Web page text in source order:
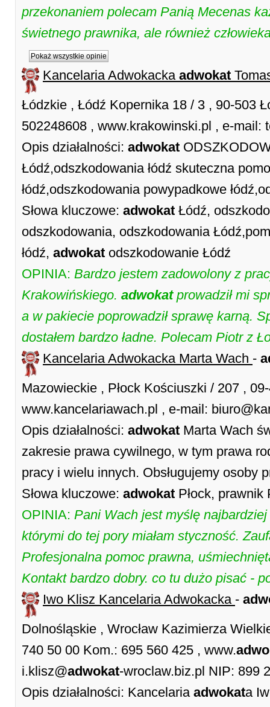
przekonaniem polecam Panią Mecenas
świetnego prawnika, ale również
Pokaż wszystkie opinie
Kancelaria Adwokacka adwokat
Łódzkie , Łódź Kopernika 18 / 3 , 90-503
502248608 , www.krakowinski.pl , e-mail:
Opis działalności: adwokat
Łódź,odszkodowania łódź skuteczna
łódź,odszkodowania powypadkowe
Słowa kluczowe: adwokat Łódź,
odszkodowania, odszkodowania
łódź, adwokat odszkodowanie Łódź
OPINIA: Bardzo jestem zadowolony z
Krakowińskiego. adwokatprowadził mi
a w pakiecie poprowadził sprawę karną.
dostałem bardzo ładne. Polecam Piotr z
Kancelaria Adwokacka Marta Wach -
Mazowieckie , Płock Kościuszki / 207 ,
www.kancelariawach.pl , e-mail:
Opis działalności: adwokat Marta Wach
zakresie prawa cywilnego, w tym prawa
pracy i wielu innych. Obsługujemy osoby
Słowa kluczowe: adwokat Płock, prawnik
OPINIA: Pani Wach jest myślę
którymi do tej pory miałam styczność.
Profesjonalna pomoc prawna,
Kontakt bardzo dobry. co tu dużo pisać -
Iwo Klisz Kancelaria Adwokacka -
Dolnośląskie , Wrocław Kazimierza
740 50 00 Kom.: 695 560 425 , www.
i.klisz@adwokat-wroclaw.biz.pl NIP: 899
Opis działalności: Kancelaria adwokata